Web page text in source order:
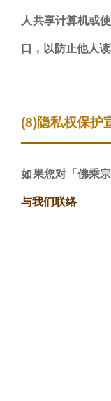
人共享计算机或
口，以防止他人
(8)隐私权保护
如果您对「佛乘
与我们联络